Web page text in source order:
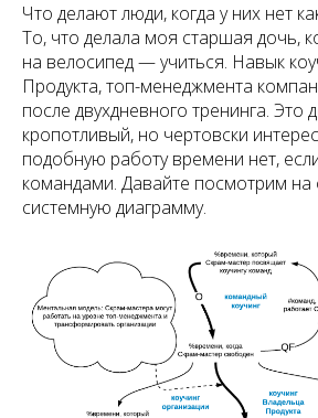
Что делают люди, когда у них нет
То, что делала моя старшая дочь,
на велосипед — учиться. Навык
Продукта, топ-менеджмента
после двухдневного тренинга. Это
кропотливый, но чертовски
подобную работу времени нет,
командами. Давайте посмотрим
системную диаграмму.